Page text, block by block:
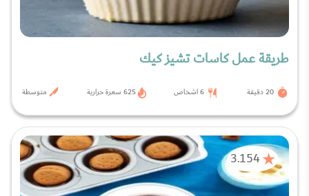
طريقة عمل كاسات تشيز كيك
20 دقيقة 6 اشخاص 625 سعرة حرارية متوسطة
3.154